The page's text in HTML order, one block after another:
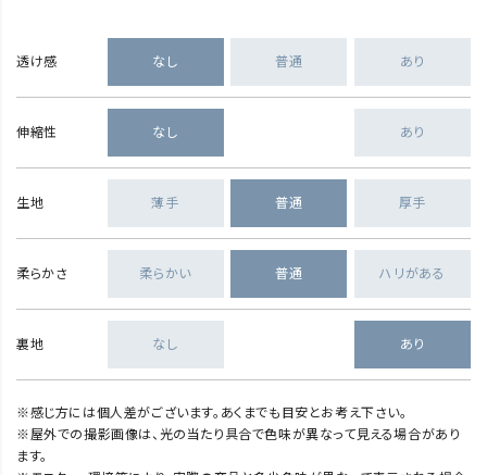
透け感 なし 普通 あり
伸縮性 なし あり
生地 薄手 普通 厚手
柔らかさ 柔らかい 普通 ハリがある
裏地 なし あり
※感じ方には個人差がございます。あくまでも目安とお考え下さい。
※屋外での撮影画像は、光の当たり具合で色味が異なって見える場合があり
ます。